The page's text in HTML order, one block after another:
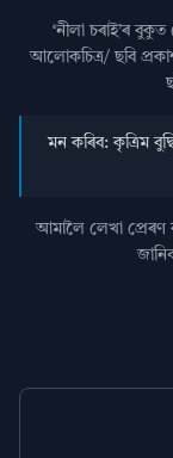
‘নীলা চৰাই’ৰ
আলোকচিত্ৰ/ ছবি
মন কৰিব: কৃত্ৰিম
আমালৈ লেখা প্ৰেৰণ